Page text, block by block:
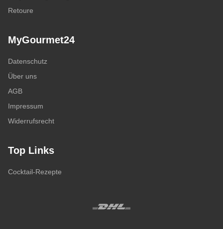
Retoure
MyGourmet24
Datenschutz
Über uns
AGB
Impressum
Widerrufsrecht
Top Links
Cocktail-Rezepte